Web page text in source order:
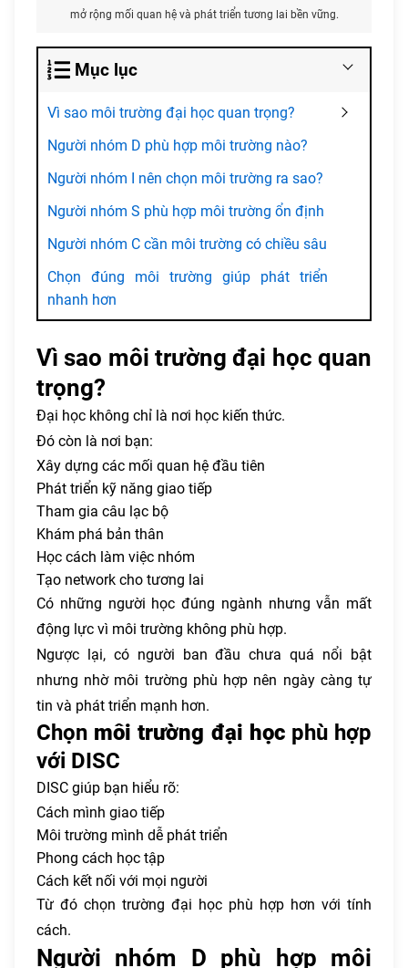
mở rộng mối quan hệ và phát triển tương lai bền vững.
Mục lục
Vì sao môi trường đại học quan trọng?
Người nhóm D phù hợp môi trường nào?
Người nhóm I nên chọn môi trường ra sao?
Người nhóm S phù hợp môi trường ổn định
Người nhóm C cần môi trường có chiều sâu
Chọn đúng môi trường giúp phát triển
nhanh hơn
Vì sao môi trường đại học quan
trọng?
Đại học không chỉ là nơi học kiến thức.
Đó còn là nơi bạn:
Xây dựng các mối quan hệ đầu tiên
Phát triển kỹ năng giao tiếp
Tham gia câu lạc bộ
Khám phá bản thân
Học cách làm việc nhóm
Tạo network cho tương lai
Có những người học đúng ngành nhưng vẫn mất
động lực vì môi trường không phù hợp.
Ngược lại, có người ban đầu chưa quá nổi bật
nhưng nhờ môi trường phù hợp nên ngày càng tự
tin và phát triển mạnh hơn.
Chọn môi trường đại họcphù hợp
với DISC
DISC giúp bạn hiểu rõ:
Cách mình giao tiếp
Môi trường mình dễ phát triển
Phong cách học tập
Cách kết nối với mọi người
Từ đó chọn trường đại học phù hợp hơn với tính
cách.
Người nhóm D phù hợp môi